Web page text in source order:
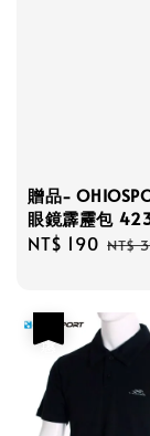
贈品-
眼鏡霹靂包
Sale
NT$ 190 NT$